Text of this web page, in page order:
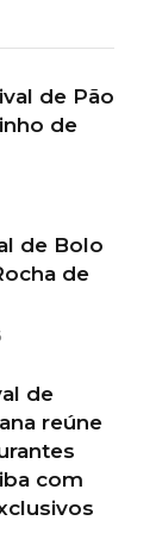
de Pão
de
de Bolo
de
de
reúne
com